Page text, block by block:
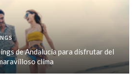
de Andalucía para disfrutar del
clima